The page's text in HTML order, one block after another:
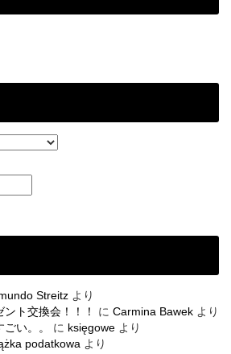
Streitz より
ト交換会！！！
に Carmina Bawek より
い。。
に księgowe より
podatkowa より